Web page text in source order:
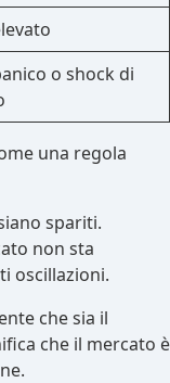
o shock di
una regola
spariti.
non sta
oscillazioni.
che sia il
che il mercato è